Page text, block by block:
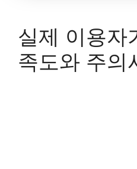
실제 이용자
족도와 주의